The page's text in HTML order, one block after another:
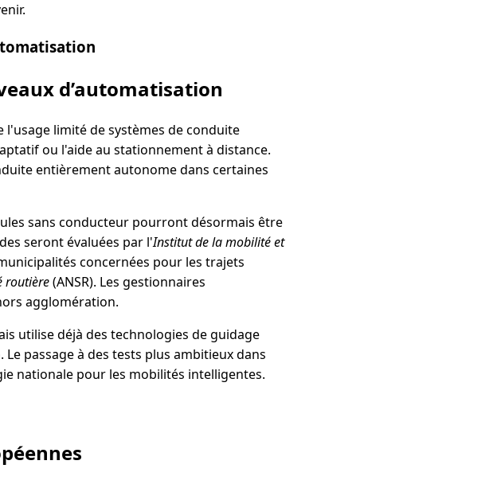
d’automatisation
limité de systèmes de conduite
ou l'aide au stationnement à distance.
entièrement autonome dans certaines
sans conducteur pourront désormais être
seront évaluées par l'Institut de la mobilité et
concernées pour les trajets
routière(ANSR). Les gestionnaires
agglomération.
utilise déjà des technologies de guidage
passage à des tests plus ambitieux dans
nationale pour les mobilités intelligentes.